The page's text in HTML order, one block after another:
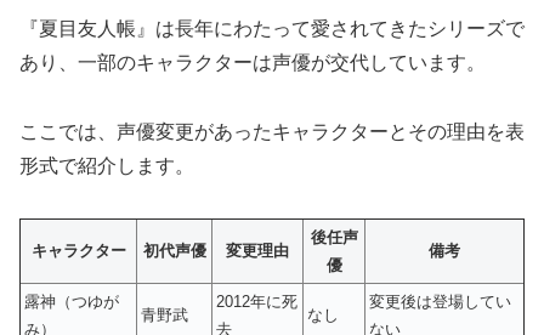
『夏目友人帳』は長年にわたって愛されてきたシリーズで
あり、一部のキャラクターは声優が交代しています。
ここでは、声優変更があったキャラクターとその理由を表
形式で紹介します。
キャラクター 初代声優 変更理由
後任声
優
備考
露神（つゆが
み）
青野武
2012年に死
去
なし
変更後は登場してい
ない